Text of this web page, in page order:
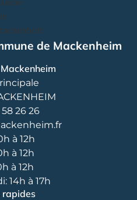
de Mackenheim
26 26
à 12h
à 12h
à 12h
14h à 17h
rapides